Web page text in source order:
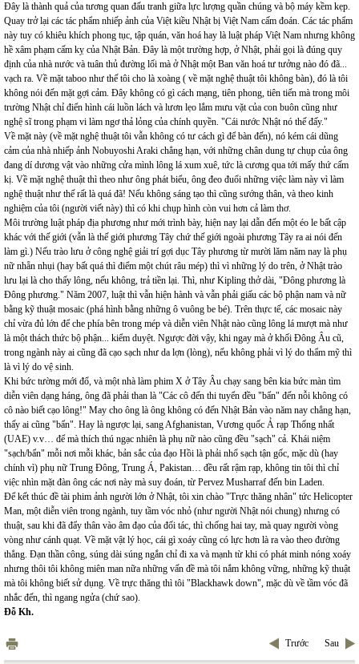
Đây là thành quả của tương quan đấu tranh giữa lực lượng quần chúng và bộ máy kềm kẹp.
Quay trở lại các tác phẩm nhiếp ảnh của Việt kiều Nhật bị Việt Nam cấm đoán. Các tác phẩm
này tuy có khiêu khích phong tục, tập quán, văn hoá hay là luật pháp Việt Nam nhưng không
hề xâm phạm cấm kỵ của Nhật Bản. Đây là một trường hợp, ở Nhật, phải gọi là đúng quy
định của nhà nước và tuân thủ đường lối mà ở Nhật một Ban văn hoá tư tưởng nào đó đã...
vạch ra. Về mặt taboo như thế tôi cho là xoàng ( về mặt nghệ thuật tôi không bàn), đó là tôi
không nói đến mặt gợi cảm. Đây không có gì cách mạng, tiên phong, tiên tiến mà trong môi
trường Nhật chỉ điển hình cái luồn lách và lươn lẹo lắm mưu vặt của con buôn cũng như
nghệ sĩ trong phạm vi làm ngơ thả lỏng của chính quyền. "Cái nước Nhật nó thế đấy."
Về mặt này (về mặt nghệ thuật tôi vẫn không có tư cách gì để bàn đến), nó kém cái dũng
cảm của nhà nhiếp ảnh Nobuyoshi Araki chẳng hạn, với những chân dung tự chụp của ông
đang dí dương vật vào những cửa mình lông lá xum xuê, tức là cương qua tới mấy thứ cấm
kị. Về mặt nghệ thuật thì theo như ông phát biểu, ông đeo đuổi những việc làm này vì làm
nghệ thuật như thế rất là quá đã! Nếu không sáng tạo thì cũng sướng thân, và theo kinh
nghiệm của tôi (người viết này) thì có khi chụp hình còn vui hơn cả làm thơ.
Môi trường luật pháp địa phương như mới trình bày, hiện nay lại dẫn đến một éo le bất cập
khác với thế giới (vẫn là thế giới phương Tây chứ thế giới ngoài phương Tây ra ai nói đến
làm gì.) Nếu trào lưu ở công nghệ giải trí gợi dục Tây phương từ mười lăm năm nay là phụ
nữ nhẵn nhụi (hay bất quá thì điểm một chút râu mép) thì vì những lý do trên, ở Nhật trào
lưu lại là cho thấy lông, nếu không, trả tiền lại. Thì, như Kipling thở dài, "Đông phương là
Đông phương." Năm 2007, luật thì vẫn hiện hành và vẫn phải giấu các bộ phận nam và nữ
bằng kỹ thuật mosaic (phá hình bằng những ô vuông be bé). Trên thực tế, các mosaic này
chỉ vừa đủ lớn để che phía bên trong mép và diễn viên Nhật nào cũng lông lá mượt mà như
là một thách thức bộ phận... kiểm duyệt. Ngược đời vậy, khi ngay mà ở khối Đông Âu cũ,
trong ngành này ai cũng đã cạo sạch như da lợn (lòng), nếu không phải vì lý do thẩm mỹ thì
là vì lý do vệ sinh.
Khi bức tường mới đổ, và một nhà làm phim X ở Tây Âu chạy sang bên kia bức màn tìm
diễn viên dạng háng, ông đã phải than là "Các cô đến thi tuyển đều "bẩn" đến nỗi không có
cô nào biết cạo lông!" May cho ông là ông không có đến Nhật Bản vào năm nay chẳng hạn,
thấy ai cũng "bẩn". Hay là ngược lại, sang Afghanistan, Vương quốc Ả rạp Thống nhất
(UAE) v.v… để mà thích thú ngạc nhiên là phụ nữ nào cũng đều "sạch" cả. Khái niệm
"sạch/bẩn" mỗi nơi mỗi khác, bản sắc của đạo Hồi là phải nhổ sạch tận gốc, mặc dù (hay
chính vì) phụ nữ Trung Đông, Trung Á, Pakistan… đều rất rậm rạp, không tin tôi thì chỉ
việc nhìn mặt đàn ông các nơi này mà suy đoán, từ Pervez Musharraf đến bin Laden.
Để kết thúc đề tài phim ảnh người lớn ở Nhật, tôi xin chào "Trực thăng nhân" tức Helicopter
Man, một diễn viên trong ngành, tuy tầm vóc nhỏ (như người Nhật nói chung) nhưng có
thuật, sau khi đã đẩy thân vào âm đạo của đối tác, thì chống hai tay, mà quay người vòng
vòng như cánh quạt. Về mặt vật lý học, cái gì xoáy cũng có lực hơn là ra vào theo đường
thẳng. Đạn thần công, súng dài súng ngắn chỉ đi xa và mạnh từ khi có phát minh nóng xoáy
nhưng thôi tôi không miên man nữa những vấn đề mà tôi nắm không vững, những kỹ thuật
mà tôi không biết sử dụng. Về trực thăng thì tôi "Blackhawk down", mặc dù về tầm vóc đã
nhắc đến, thì ngang ngửa (chứ sao).
Đỗ Kh.
Trước Sau